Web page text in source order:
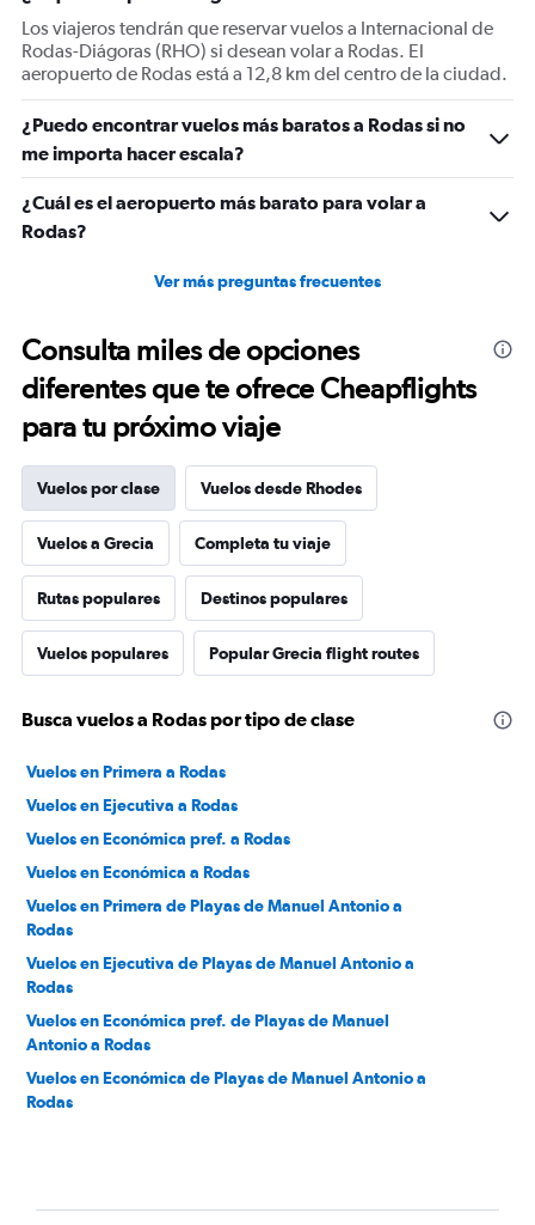
axis
displaying
values.
Range:
10
to
Los viajeros tendrán que reservar vuelos a Internacional de
Rodas-Diágoras (RHO) si desean volar a Rodas. El
aeropuerto de Rodas está a 12,8 km del centro de la ciudad.
¿Puedo encontrar vuelos más baratos a Rodas si no
me importa hacer escala?
¿Cuál es el aeropuerto más barato para volar a
Rodas?
Ver más preguntas frecuentes
Consulta miles de opciones
diferentes que te ofrece Cheapflights
para tu próximo viaje
Vuelos por clase Vuelos desde Rhodes
Vuelos a Grecia Completa tu viaje
Rutas populares Destinos populares
Vuelos populares Popular Grecia flight routes
Busca vuelos a Rodas por tipo de clase
Vuelos en Primera a Rodas
Vuelos en Ejecutiva a Rodas
Vuelos en Económica pref. a Rodas
Vuelos en Económica a Rodas
Vuelos en Primera de Playas de Manuel Antonio a
Rodas
Vuelos en Ejecutiva de Playas de Manuel Antonio a
Rodas
Vuelos en Económica pref. de Playas de Manuel
Antonio a Rodas
Vuelos en Económica de Playas de Manuel Antonio a
Rodas